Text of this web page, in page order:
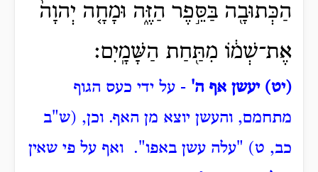
הַכְּתוּבָ֖ה בַּסֵּ֣פֶר הַזֶּ֑ה וּמָחָ֤ה יְהוָה֙
אֶת־שְׁמ֔וֹ מִתַּ֖חַת הַשָּׁמָֽיִם׃
(יט) יעשן אף ה' - על ידי כעס הגוף
מתחמם, והעשן יוצא מן האף. וכן, (ש"ב
כב, ט) "עלה עשן באפו". ואף על פי שאין